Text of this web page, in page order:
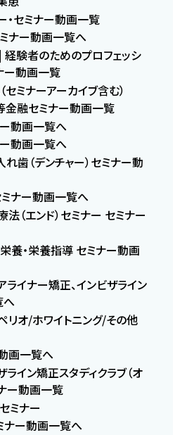
・セミナー動画一覧
ナー動画一覧へ
験者のためのプロフェッシ
ー動画一覧
ミナーアーカイブ含む）
金融セミナー動画一覧
動画一覧へ
動画一覧へ
歯（デンチャー）セミナー動
ミナー動画一覧へ
（エンド）セミナー セミナー
養・栄養指導 セミナー動画
ライナー矯正、インビザライン
へ
オ/ホワイトニング/その他
画一覧へ
イン矯正スタディクラブ（オ
ー動画一覧
ミナー
ナー動画一覧へ